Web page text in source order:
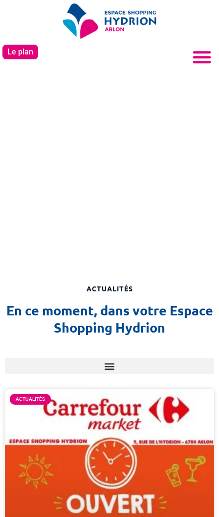
Le plan
ACTUALITÉS
En ce moment, dans votre Espace
Shopping Hydrion
ACTUALITÉS